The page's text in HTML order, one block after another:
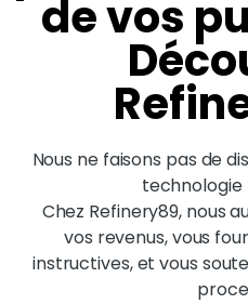
de vos
Nous ne faisons pas de
technologie
Chez Refinery89, nous
vos revenus, vous
instructives, et vous